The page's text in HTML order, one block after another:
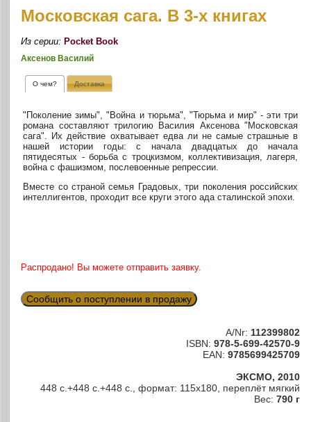
Московская сага. В 3-х книгах
Из серии:Pocket Book
Аксенов Василий
О чем? Доставка
"Поколение зимы", "Война и тюрьма", "Тюрьма и мир" - эти три
романа составляют трилогию Василия Аксенова "Московская
сага". Их действие охватывает едва ли не самые страшные в
нашей истории годы: с начала двадцатых до начала
пятидесятых - борьба с троцкизмом, коллективизация, лагеря,
война с фашизмом, послевоенные репрессии.
Вместе со страной семья Градовых, три поколения российских
интеллигентов, проходит все круги этого ада сталинской эпохи.
Распродано! Вы можете отправить заявку.
Сообщить о поступлении в продажу
A/Nr: 112399802
ISBN: 978-5-699-42570-9
EAN: 9785699425709
ЭКСМО, 2010
448 с.+448 с.+448 с., формат: 115х180, переплёт мягкий
Вес: 790 г